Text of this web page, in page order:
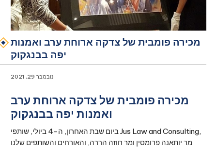
מכירה פומבית של צדקה ארוחת ערב ואמנות
יפה בבנגקוק
נובמבר 29, 2021
מכירה פומבית של צדקה ארוחת ערב
ואמנות יפה בבנגקוק
ביום שבת האחרון, ה-4 ביולי, שותפי Jus Law and Consulting,
מר יותאנה פרומסין ומר חוזה הררה, והאורחים והשותפים שלנו